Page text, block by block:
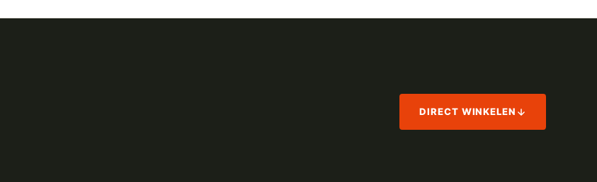
DIRECT WINKELEN